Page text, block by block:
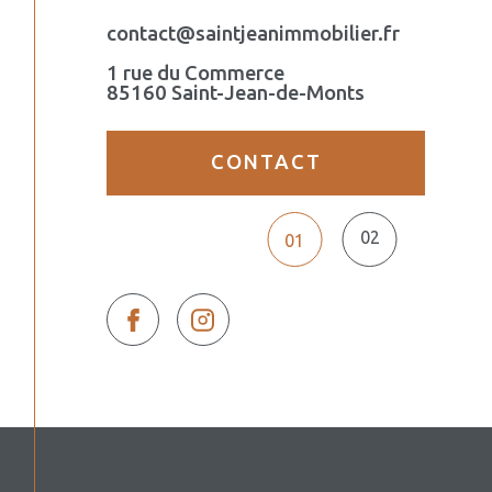
contact@saintjeanimmobilier.fr
1 rue du Commerce
85160 Saint-Jean-de-Monts
CONTACT
01 02